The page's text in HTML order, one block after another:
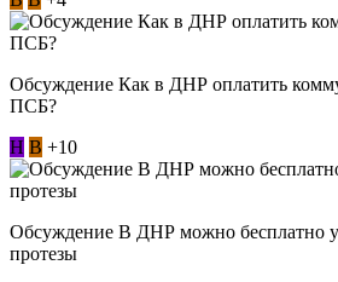
Обсуждение Как в ДНР оплатить
ПСБ?
Н В +10
Обсуждение В ДНР можно бесплатно
протезы